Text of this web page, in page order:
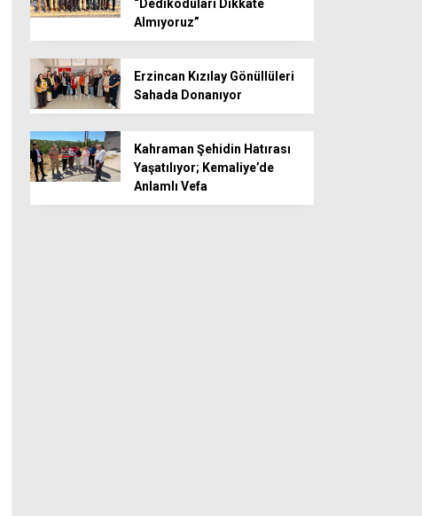
“Dedikoduları Dikkate
Almıyoruz”
Erzincan Kızılay Gönüllüleri
Sahada Donanıyor
Kahraman Şehidin Hatırası
Yaşatılıyor; Kemaliye’de
Anlamlı Vefa